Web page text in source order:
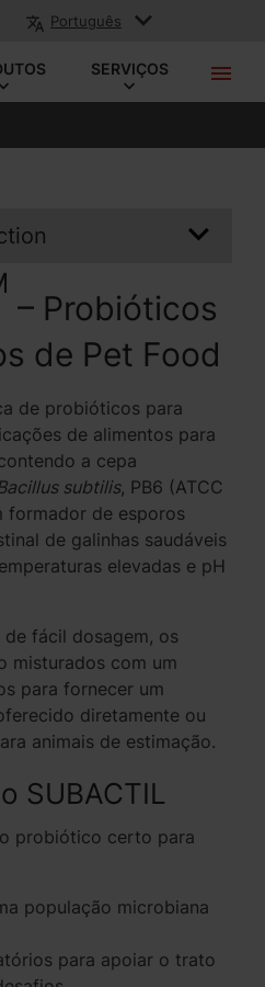
Português
SERVIÇOS
– Probióticos
de Pet Food
de probióticos para
de alimentos para
a cepa
subtilis, PB6 (ATCC
formador de esporos
de galinhas saudáveis
elevadas e pH
fácil dosagem, os
misturados com um
para fornecer um
diretamente ou
animais de estimação.
SUBACTIL
probiótico certo para
população microbiana
para apoiar o trato